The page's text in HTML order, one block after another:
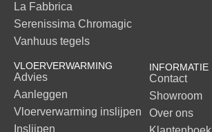
La Fabbrica
Serenissima Chromagic
Vanhuus tegels
VLOERVERWARMING
Advies
Aanleggen
Vloerverwarming inslijpen
Inslijpen
INFORMATIE
Contact
Showroom
Over ons